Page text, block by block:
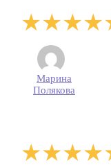
Марина
Полякова